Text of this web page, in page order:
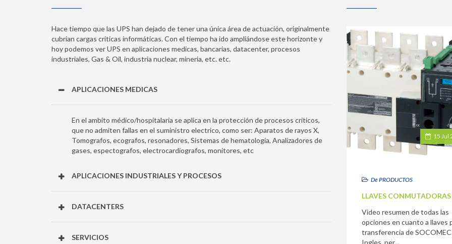
Hace tiempo que las UPS han dejado de tener una única área de actuación, originalmente
cubrian cargas criticas informáticas. Con el tiempo ha ido ampliándose este horizonte y
hoy podemos ver UPS en aplicaciones medicas, bancarias, datacenter, procesos
industriales, Gas & Oil, industria nuclear, mineria, etc. etc.
APLICACIONES MEDICAS
En el ambito médico/hospitalaria se aplica en la protección de procesos criticos,
que no admiten fallas en el suministro electrico, como ser: Aparatos de rayos X,
Tomografos, ecografos, resonadores, Sistemas de hematología, Analizadores de
gases, espectografos, electrocardiografos, monitores, etc
APLICACIONES INDUSTRIALES Y PROCESOS
DATACENTERS
SERVICIOS
15 Jul
De PRODUCTOS
LLAVES
Video resumen de todas las
opciones en cuanto a llaves
transferencia de
Ingles, per...